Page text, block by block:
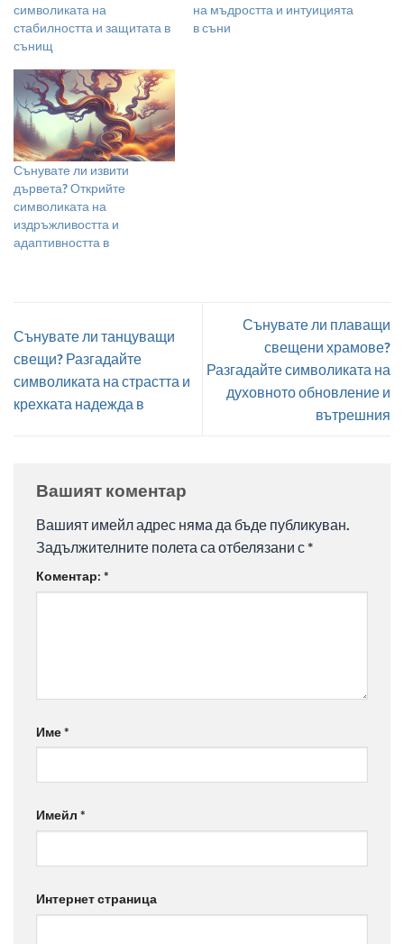
символиката на
стабилността и защитата в
сънищ
на мъдростта и интуицията
в съни
Сънувате ли извити
дървета? Открийте
символиката на
издръжливостта и
адаптивността в
Сънувате ли танцуващи
свещи? Разгадайте
символиката на страстта и
крехката надежда в
Сънувате ли плаващи
свещени храмове?
Разгадайте символиката на
духовното обновление и
вътрешния
Вашият коментар
Вашият имейл адрес няма да бъде публикуван.
Задължителните полета са отбелязани с*
Коментар: *
Име*
Имейл *
Интернет страница